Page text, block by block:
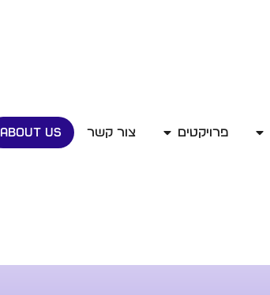
פרויקטים צור קשר ABOUT US